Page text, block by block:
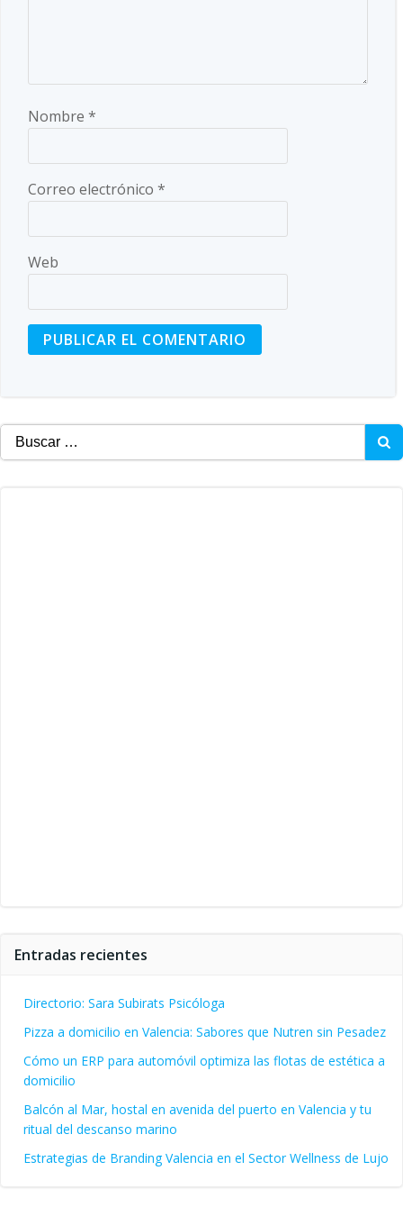
Nombre *
Correo electrónico *
Web
Buscar:
Entradas recientes
Directorio: Sara Subirats Psicóloga
Pizza a domicilio en Valencia: Sabores que Nutren sin Pesadez
Cómo un ERP para automóvil optimiza las flotas de estética a
domicilio
Balcón al Mar, hostal en avenida del puerto en Valencia y tu
ritual del descanso marino
Estrategias de Branding Valencia en el Sector Wellness de Lujo